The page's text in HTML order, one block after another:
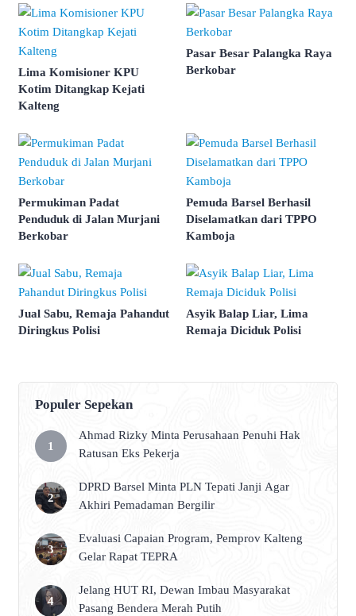
Lima Komisioner KPU
Kotim Ditangkap Kejati
Kalteng
Pasar Besar Palangka Raya
Berkobar
Permukiman Padat
Penduduk di Jalan Murjani
Berkobar
Pemuda Barsel Berhasil
Diselamatkan dari TPPO
Kamboja
Jual Sabu, Remaja Pahandut
Diringkus Polisi
Asyik Balap Liar, Lima
Remaja Diciduk Polisi
Populer Sepekan
Ahmad Rizky Minta Perusahaan Penuhi Hak
Ratusan Eks Pekerja
DPRD Barsel Minta PLN Tepati Janji Agar
Akhiri Pemadaman Bergilir
Evaluasi Capaian Program, Pemprov Kalteng
Gelar Rapat TEPRA
Jelang HUT RI, Dewan Imbau Masyarakat
Pasang Bendera Merah Putih